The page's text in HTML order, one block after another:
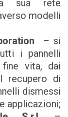
sua rete
modelli
– si
i pannelli
vita, dai
recupero di
dismessi
applicazioni;